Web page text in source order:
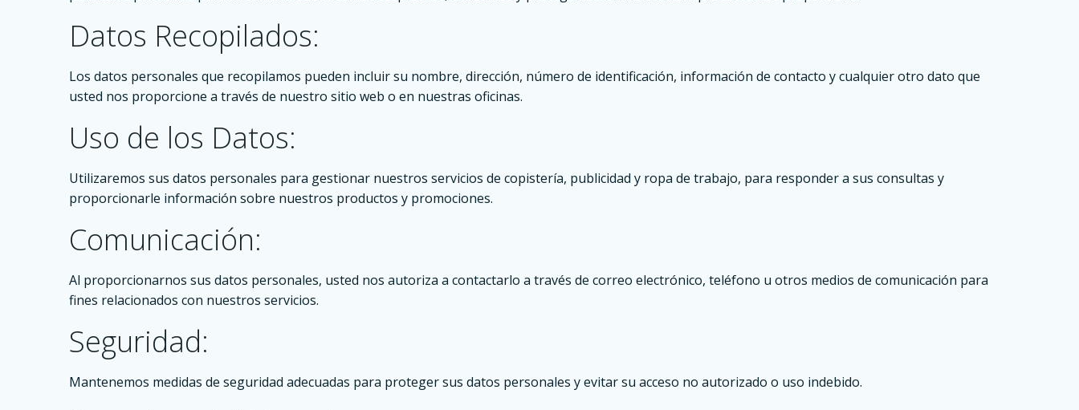
Datos Recopilados:
Los datos personales que recopilamos pueden incluir su nombre, dirección, número de identificación, información de contacto y cualquier otro dato que
usted nos proporcione a través de nuestro sitio web o en nuestras oficinas.
Uso de los Datos:
Utilizaremos sus datos personales para gestionar nuestros servicios de copistería, publicidad y ropa de trabajo, para responder a sus consultas y
proporcionarle información sobre nuestros productos y promociones.
Comunicación:
Al proporcionarnos sus datos personales, usted nos autoriza a contactarlo a través de correo electrónico, teléfono u otros medios de comunicación para
fines relacionados con nuestros servicios.
Seguridad:
Mantenemos medidas de seguridad adecuadas para proteger sus datos personales y evitar su acceso no autorizado o uso indebido.